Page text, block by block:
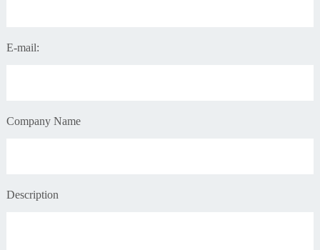
E-mail:
Company Name
Description